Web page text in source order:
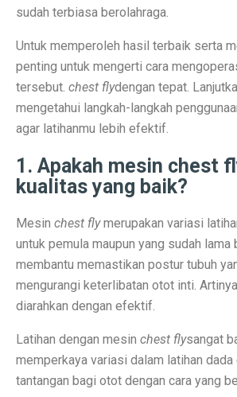
Terapi Ginjal dengan
5 Rahasia Kehidupan
10 Karya Lukis Hendra
Casa Modena, Kafe Rumah
Desain Rumah Minimalis,
Prakiraan Cuaca OKU
Lukisan Raden Saleh: Ikon
Mengungkap Pengalaman
Laptop Lokal Harga 2
Rahasia iPhone 17 Pro Max
5 HP Android Tercepat 2025
Laptop Murah 4 Jutaan
sudah terbiasa berolahraga.
Untuk memperoleh hasil terbaik serta
penting untuk mengerti cara
tersebut. chest flydengan tepat.
mengetahui langkah-langkah
agar latihanmu lebih efektif.
1. Apakah mesin chest
kualitas yang baik?
Mesin chest flymerupakan variasi
untuk pemula maupun yang sudah lama
membantu memastikan postur tubuh
mengurangi keterlibatan otot inti.
diarahkan dengan efektif.
Latihan dengan mesin chest flysangat
memperkaya variasi dalam latihan dada
tantangan bagi otot dengan cara yang